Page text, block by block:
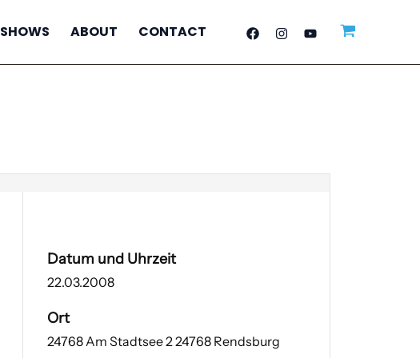
SHOWS ABOUT CONTACT
Datum und Uhrzeit
22.03.2008
Ort
24768 Am Stadtsee 2 24768 Rendsburg